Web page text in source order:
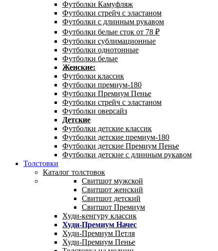
Футболки Камуфляж
Футболки стрейч с эластаном
Футболки с длинным рукавом
Футболки белые сток от 78 ₽
Футболки сублимационные
Футболки однотонные
Футболки белые
Женские:
Футболки классик
Футболки премиум-180
Футболки Премиум Пенье
Футболки стрейч с эластаном
Футболки оверсайз
Детские
Футболки детские классик
Футболки детские премиум-180
Футболки детские Премиум Пенье
Футболки детские с длинным рукавом
Толстовки
Каталог толстовок
Свитшот мужской
Свитшот женский
Свитшот детский
Свитшот Премиум
Худи-кенгуру классик
Худи-Премиум Начес
Худи-Премиум Петля
Худи-Премиум Пенье